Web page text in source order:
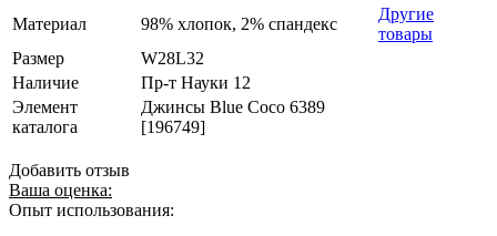
Материал
98% хлопок, 2% спандекс
Другие
товары
Размер
W28L32
Наличие
Пр-т Науки 12
Элемент
каталога
Джинсы Blue Coco 6389
[196749]
Добавить отзыв
Ваша оценка:
Опыт использования: